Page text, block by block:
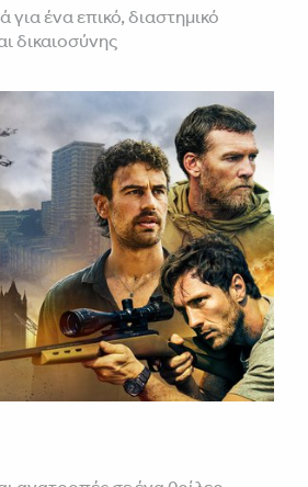
για ένα επικό, διαστημικό
δικαιοσύνης